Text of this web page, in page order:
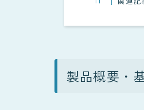
製品概要・